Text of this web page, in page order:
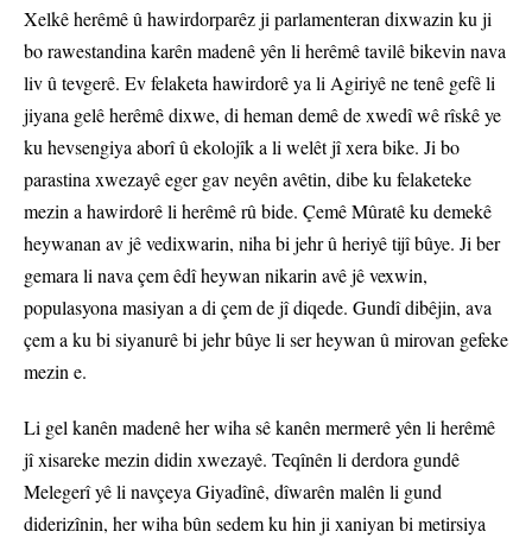
Xelkê herêmê û hawirdorparêz ji parlamenteran dixwazin ku ji
bo rawestandina karên madenê yên li herêmê tavilê bikevin nava
liv û tevgerê. Ev felaketa hawirdorê ya li Agiriyê ne tenê gefê li
jiyana gelê herêmê dixwe, di heman demê de xwedî wê rîskê ye
ku hevsengiya aborî û ekolojîk a li welêt jî xera bike. Ji bo
parastina xwezayê eger gav neyên avêtin, dibe ku felaketeke
mezin a hawirdorê li herêmê rû bide. Çemê Mûratê ku demekê
heywanan av jê vedixwarin, niha bi jehr û heriyê tijî bûye. Ji ber
gemara li nava çem êdî heywan nikarin avê jê vexwin,
populasyona masiyan a di çem de jî diqede. Gundî dibêjin, ava
çem a ku bi siyanurê bi jehr bûye li ser heywan û mirovan gefeke
mezin e.
Li gel kanên madenê her wiha sê kanên mermerê yên li herêmê
jî xisareke mezin didin xwezayê. Teqînên li derdora gundê
Melegerî yê li navçeya Giyadînê, dîwarên malên li gund
diderizînin, her wiha bûn sedem ku hin ji xaniyan bi metirsiya